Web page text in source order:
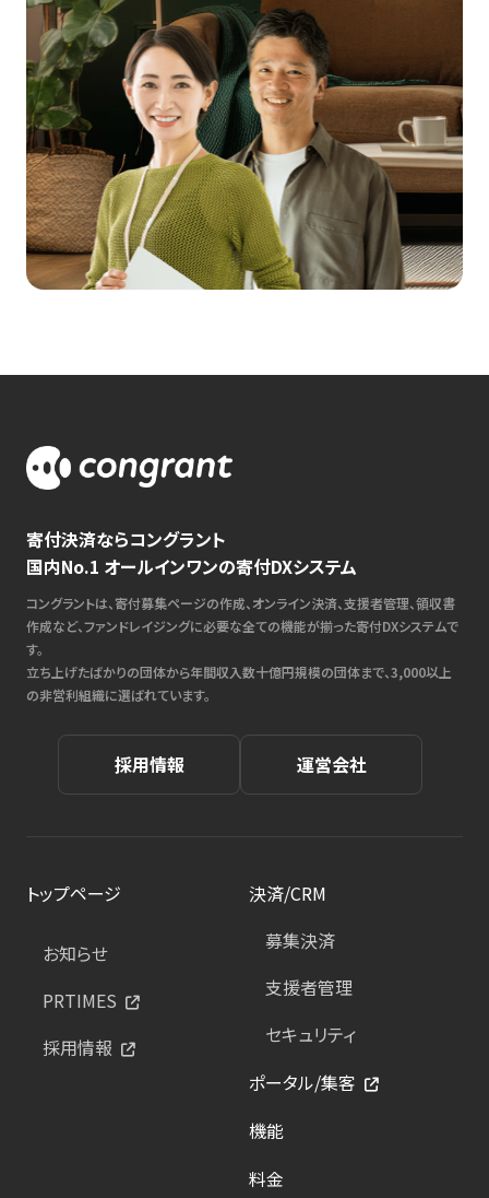
寄付決済ならコングラント
国内No.1 オールインワンの寄付DXシステム
コングラントは、寄付募集ページの作成、オンライン決済、支援者管理、領収書
作成など、ファンドレイジングに必要な全ての機能が揃った寄付DXシステムで
す。
立ち上げたばかりの団体から年間収入数十億円規模の団体まで、3,000以上
の非営利組織に選ばれています。
採用情報 運営会社
トップページ
お知らせ
PRTIMES
採用情報
決済/CRM
募集決済
支援者管理
セキュリティ
ポータル/集客
機能
料金